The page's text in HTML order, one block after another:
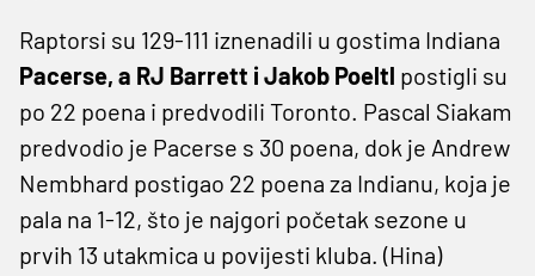
Raptorsi su 129-111 iznenadili u gostima Indiana
Pacerse, a RJ Barrett i Jakob Poeltl postigli su
po 22 poena i predvodili Toronto. Pascal Siakam
predvodio je Pacerse s 30 poena, dok je Andrew
Nembhard postigao 22 poena za Indianu, koja je
pala na 1-12, što je najgori početak sezone u
prvih 13 utakmica u povijesti kluba. (Hina)